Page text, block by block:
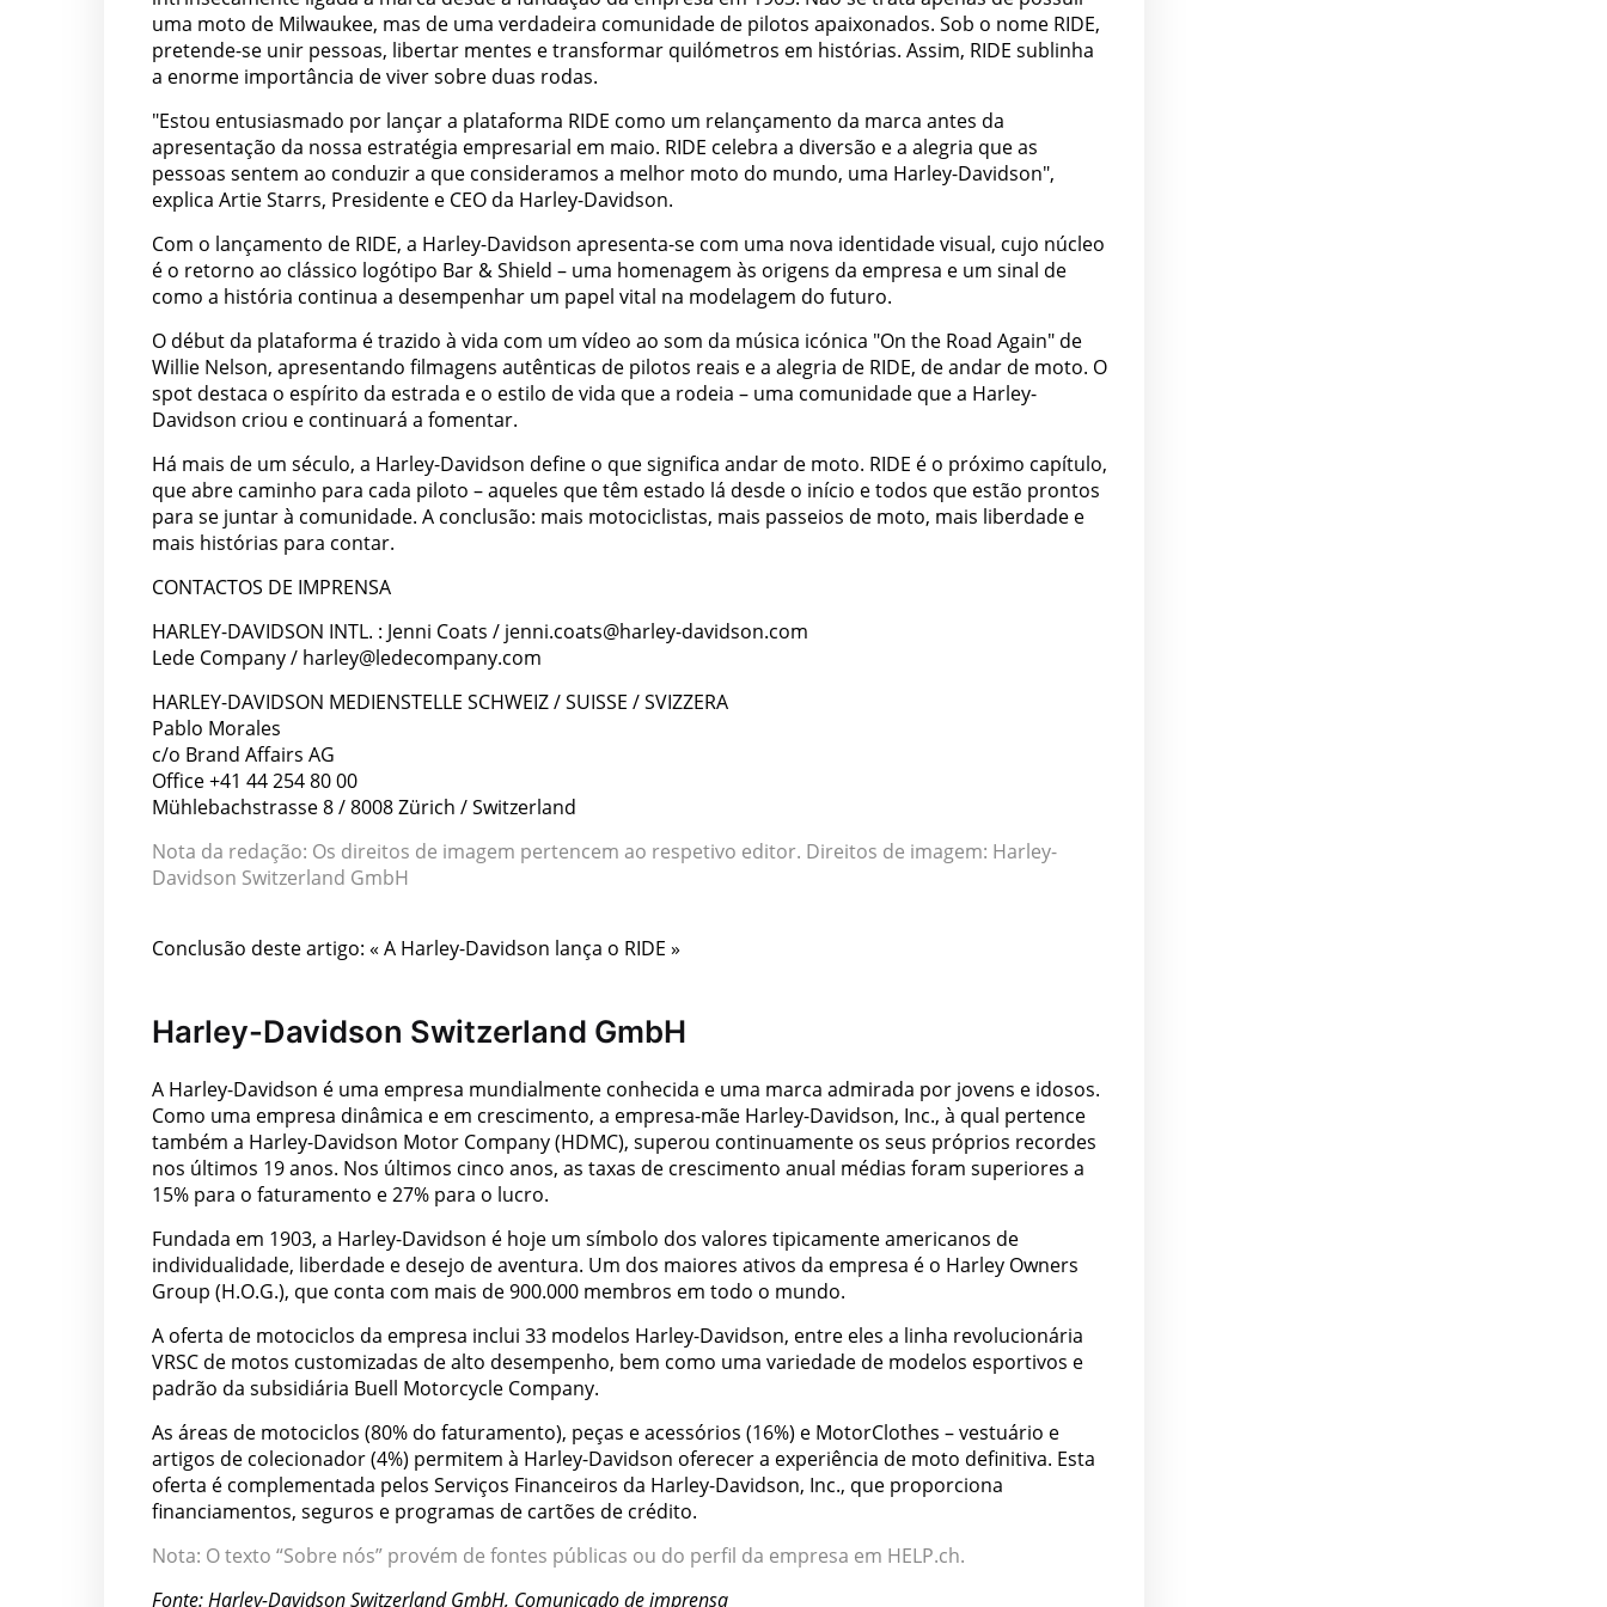
uma moto de Milwaukee, mas de uma verdadeira comunidade de pilotos apaixonados. Sob o nome RIDE,
pretende-se unir pessoas, libertar mentes e transformar quilómetros em histórias. Assim, RIDE sublinha
a enorme importância de viver sobre duas rodas.
"Estou entusiasmado por lançar a plataforma RIDE como um relançamento da marca antes da
apresentação da nossa estratégia empresarial em maio. RIDE celebra a diversão e a alegria que as
pessoas sentem ao conduzir a que consideramos a melhor moto do mundo, uma Harley-Davidson",
explica Artie Starrs, Presidente e CEO da Harley-Davidson.
Com o lançamento de RIDE, a Harley-Davidson apresenta-se com uma nova identidade visual, cujo núcleo
é o retorno ao clássico logótipo Bar & Shield – uma homenagem às origens da empresa e um sinal de
como a história continua a desempenhar um papel vital na modelagem do futuro.
O début da plataforma é trazido à vida com um vídeo ao som da música icónica "On the Road Again" de
Willie Nelson, apresentando filmagens autênticas de pilotos reais e a alegria de RIDE, de andar de moto. O
spot destaca o espírito da estrada e o estilo de vida que a rodeia – uma comunidade que a Harley-
Davidson criou e continuará a fomentar.
Há mais de um século, a Harley-Davidson define o que significa andar de moto. RIDE é o próximo capítulo,
que abre caminho para cada piloto – aqueles que têm estado lá desde o início e todos que estão prontos
para se juntar à comunidade. A conclusão: mais motociclistas, mais passeios de moto, mais liberdade e
mais histórias para contar.
CONTACTOS DE IMPRENSA
HARLEY-DAVIDSON INTL. : Jenni Coats / jenni.coats@harley-davidson.com
Lede Company / harley@ledecompany.com
HARLEY-DAVIDSON MEDIENSTELLE SCHWEIZ / SUISSE / SVIZZERA
Pablo Morales
c/o Brand Affairs AG
Office +41 44 254 80 00
Mühlebachstrasse 8 / 8008 Zürich / Switzerland
Nota da redação: Os direitos de imagem pertencem ao respetivo editor. Direitos de imagem: Harley-
Davidson Switzerland GmbH
Conclusão deste artigo: « A Harley-Davidson lança o RIDE »
Harley-Davidson Switzerland GmbH
A Harley-Davidson é uma empresa mundialmente conhecida e uma marca admirada por jovens e idosos.
Como uma empresa dinâmica e em crescimento, a empresa-mãe Harley-Davidson, Inc., à qual pertence
também a Harley-Davidson Motor Company (HDMC), superou continuamente os seus próprios recordes
nos últimos 19 anos. Nos últimos cinco anos, as taxas de crescimento anual médias foram superiores a
15% para o faturamento e 27% para o lucro.
Fundada em 1903, a Harley-Davidson é hoje um símbolo dos valores tipicamente americanos de
individualidade, liberdade e desejo de aventura. Um dos maiores ativos da empresa é o Harley Owners
Group (H.O.G.), que conta com mais de 900.000 membros em todo o mundo.
A oferta de motociclos da empresa inclui 33 modelos Harley-Davidson, entre eles a linha revolucionária
VRSC de motos customizadas de alto desempenho, bem como uma variedade de modelos esportivos e
padrão da subsidiária Buell Motorcycle Company.
As áreas de motociclos (80% do faturamento), peças e acessórios (16%) e MotorClothes – vestuário e
artigos de colecionador (4%) permitem à Harley-Davidson oferecer a experiência de moto definitiva. Esta
oferta é complementada pelos Serviços Financeiros da Harley-Davidson, Inc., que proporciona
financiamentos, seguros e programas de cartões de crédito.
Nota: O texto “Sobre nós” provém de fontes públicas ou do perfil da empresa em HELP.ch.
Fonte: Harley-Davidson Switzerland GmbH, Comunicado de imprensa